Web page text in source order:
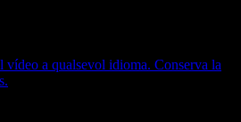
a qualsevol idioma. Conserva la